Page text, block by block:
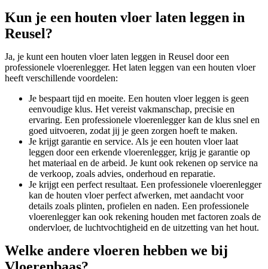
Kun je een houten vloer laten leggen in
Reusel?
Ja, je kunt een houten vloer laten leggen in Reusel door een
professionele vloerenlegger. Het laten leggen van een houten vloer
heeft verschillende voordelen:
Je bespaart tijd en moeite. Een houten vloer leggen is geen
eenvoudige klus. Het vereist vakmanschap, precisie en
ervaring. Een professionele vloerenlegger kan de klus snel en
goed uitvoeren, zodat jij je geen zorgen hoeft te maken.
Je krijgt garantie en service. Als je een houten vloer laat
leggen door een erkende vloerenlegger, krijg je garantie op
het materiaal en de arbeid. Je kunt ook rekenen op service na
de verkoop, zoals advies, onderhoud en reparatie.
Je krijgt een perfect resultaat. Een professionele vloerenlegger
kan de houten vloer perfect afwerken, met aandacht voor
details zoals plinten, profielen en naden. Een professionele
vloerenlegger kan ook rekening houden met factoren zoals de
ondervloer, de luchtvochtigheid en de uitzetting van het hout.
Welke andere vloeren hebben we bij